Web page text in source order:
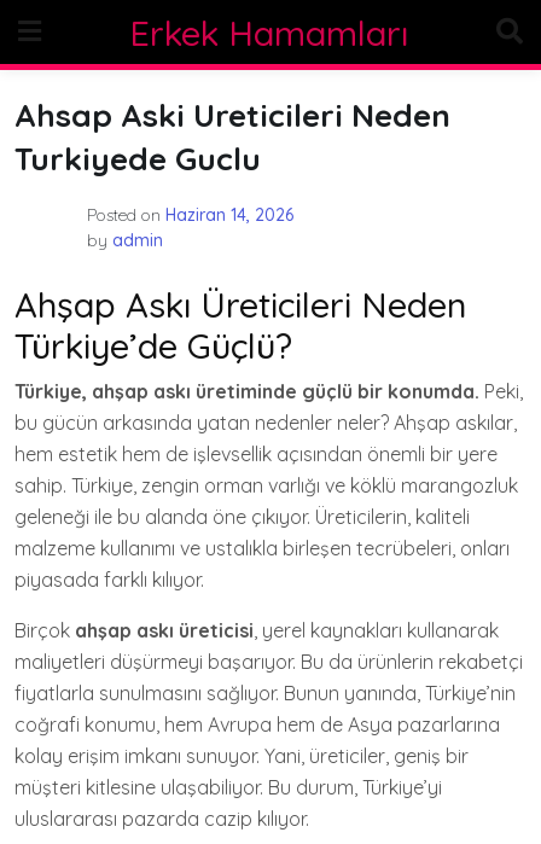
content
Erkek Hamamları
Ahsap Aski Ureticileri Neden
Turkiyede Guclu
Posted on Haziran 14, 2026
by admin
Ahşap Askı Üreticileri Neden
Türkiye’de Güçlü?
Türkiye, ahşap askı üretiminde güçlü bir konumda. Peki,
bu gücün arkasında yatan nedenler neler? Ahşap askılar,
hem estetik hem de işlevsellik açısından önemli bir yere
sahip. Türkiye, zengin orman varlığı ve köklü marangozluk
geleneği ile bu alanda öne çıkıyor. Üreticilerin, kaliteli
malzeme kullanımı ve ustalıkla birleşen tecrübeleri, onları
piyasada farklı kılıyor.
Birçok ahşap askı üreticisi, yerel kaynakları kullanarak
maliyetleri düşürmeyi başarıyor. Bu da ürünlerin rekabetçi
fiyatlarla sunulmasını sağlıyor. Bunun yanında, Türkiye’nin
coğrafi konumu, hem Avrupa hem de Asya pazarlarına
kolay erişim imkanı sunuyor. Yani, üreticiler, geniş bir
müşteri kitlesine ulaşabiliyor. Bu durum, Türkiye’yi
uluslararası pazarda cazip kılıyor.